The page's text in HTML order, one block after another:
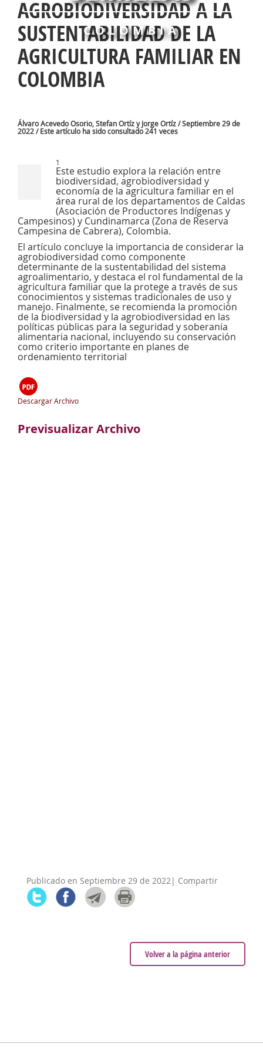
COLOMBIA
AGROBIODIVERSIDAD A LA
SUSTENTABILIDAD DE LA
AGRICULTURA FAMILIAR EN
COLOMBIA
Álvaro Acevedo Osorio, Stefan Ortíz y Jorge Ortíz / Septiembre 29 de
2022 / Este artículo ha sido consultado 241 veces
1
Este estudio explora la relación entre
biodiversidad, agrobiodiversidad y
economía de la agricultura familiar en el
área rural de los departamentos de Caldas
(Asociación de Productores Indígenas y
Campesinos) y Cundinamarca (Zona de Reserva
Campesina de Cabrera), Colombia.
El artículo concluye la importancia de considerar la
agrobiodiversidad como componente
determinante de la sustentabilidad del sistema
agroalimentario, y destaca el rol fundamental de la
agricultura familiar que la protege a través de sus
conocimientos y sistemas tradicionales de uso y
manejo. Finalmente, se recomienda la promoción
de la biodiversidad y la agrobiodiversidad en las
políticas públicas para la seguridad y soberanía
alimentaria nacional, incluyendo su conservación
como criterio importante en planes de
ordenamiento territorial
Descargar Archivo
Previsualizar Archivo
Publicado en Septiembre 29 de 2022| Compartir
Volver a la página anterior